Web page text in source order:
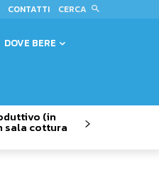
CONTATTI CERCA
DOVE BERE
(in
sala cottura